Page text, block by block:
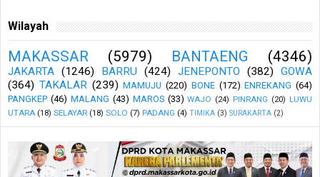
Wilayah
MAKASSAR (5979) BANTAENG (4346)
JAKARTA (1246) BARRU (424) JENEPONTO (382)
GOWA
(364) TAKALAR (239) MAMUJU (220) BONE (172) ENREKANG (64)
PANGKEP (46) MALANG (43) MAROS (33) WAJO (24) PINRANG (20) LUWU
UTARA (18) SELAYAR (18) SOLO (7) PADANG (4) TIMIKA (3) SURAKARTA (2)